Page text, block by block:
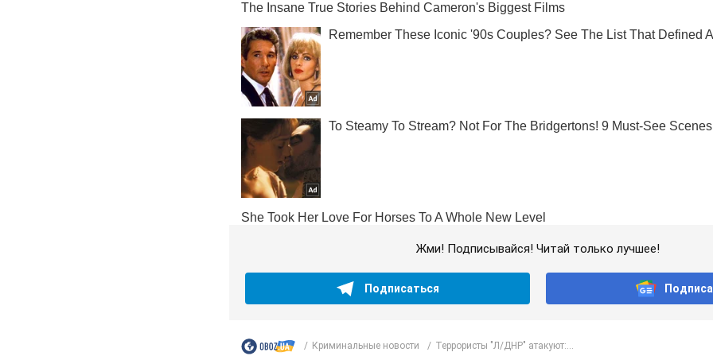
Жми! Подписывайся! Читай только лучшее!
Подписаться
Криминальные новости Террористы "Л/ДНР" атакуют:...